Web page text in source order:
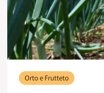
Orto e Frutteto